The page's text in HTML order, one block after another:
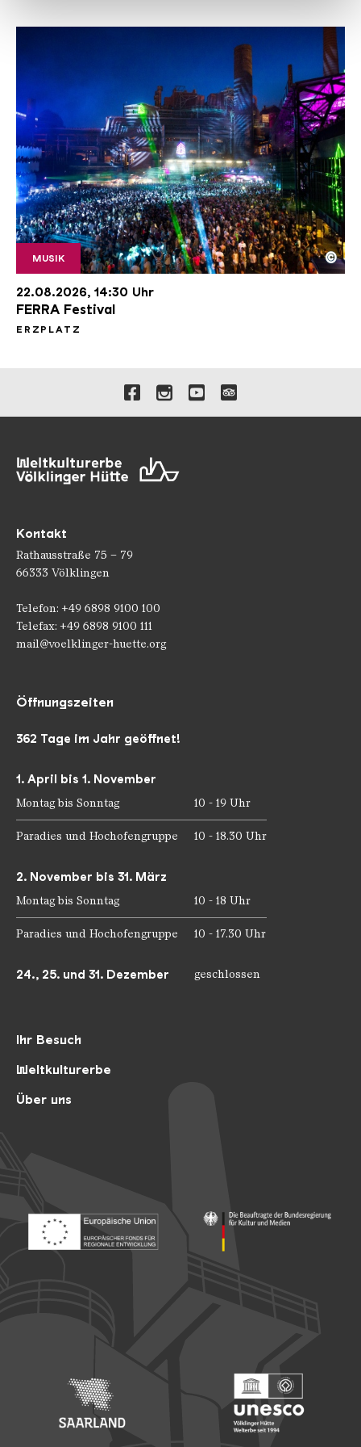
MUSIK
emagnetic 0715 8
Copyright: © Iris Maria Maurer / Weltkulturerbe
©
22.08.2026, 14:30 Uhr
FERRA Festival
ERZPLATZ
Verlinkungen zu unseren
Kontakt
Rathausstraße 75 – 79
66333 Völklingen
Telefon: +49 6898 9100 100
Telefax: +49 6898 9100 111
mail@voelklinger-huette.org
Ihr Besuch
Weltkulturerbe
Über uns
Öffnungszeiten
362 Tage im Jahr geöffnet!
1. April bis 1. November
Montag bis Sonntag 10 - 19 Uhr
Paradies und Hochofengruppe 10 - 18.30 Uhr
2. November bis 31. März
Montag bis Sonntag 10 - 18 Uhr
Paradies und Hochofengruppe 10 - 17.30 Uhr
24., 25. und 31. Dezember geschlossen